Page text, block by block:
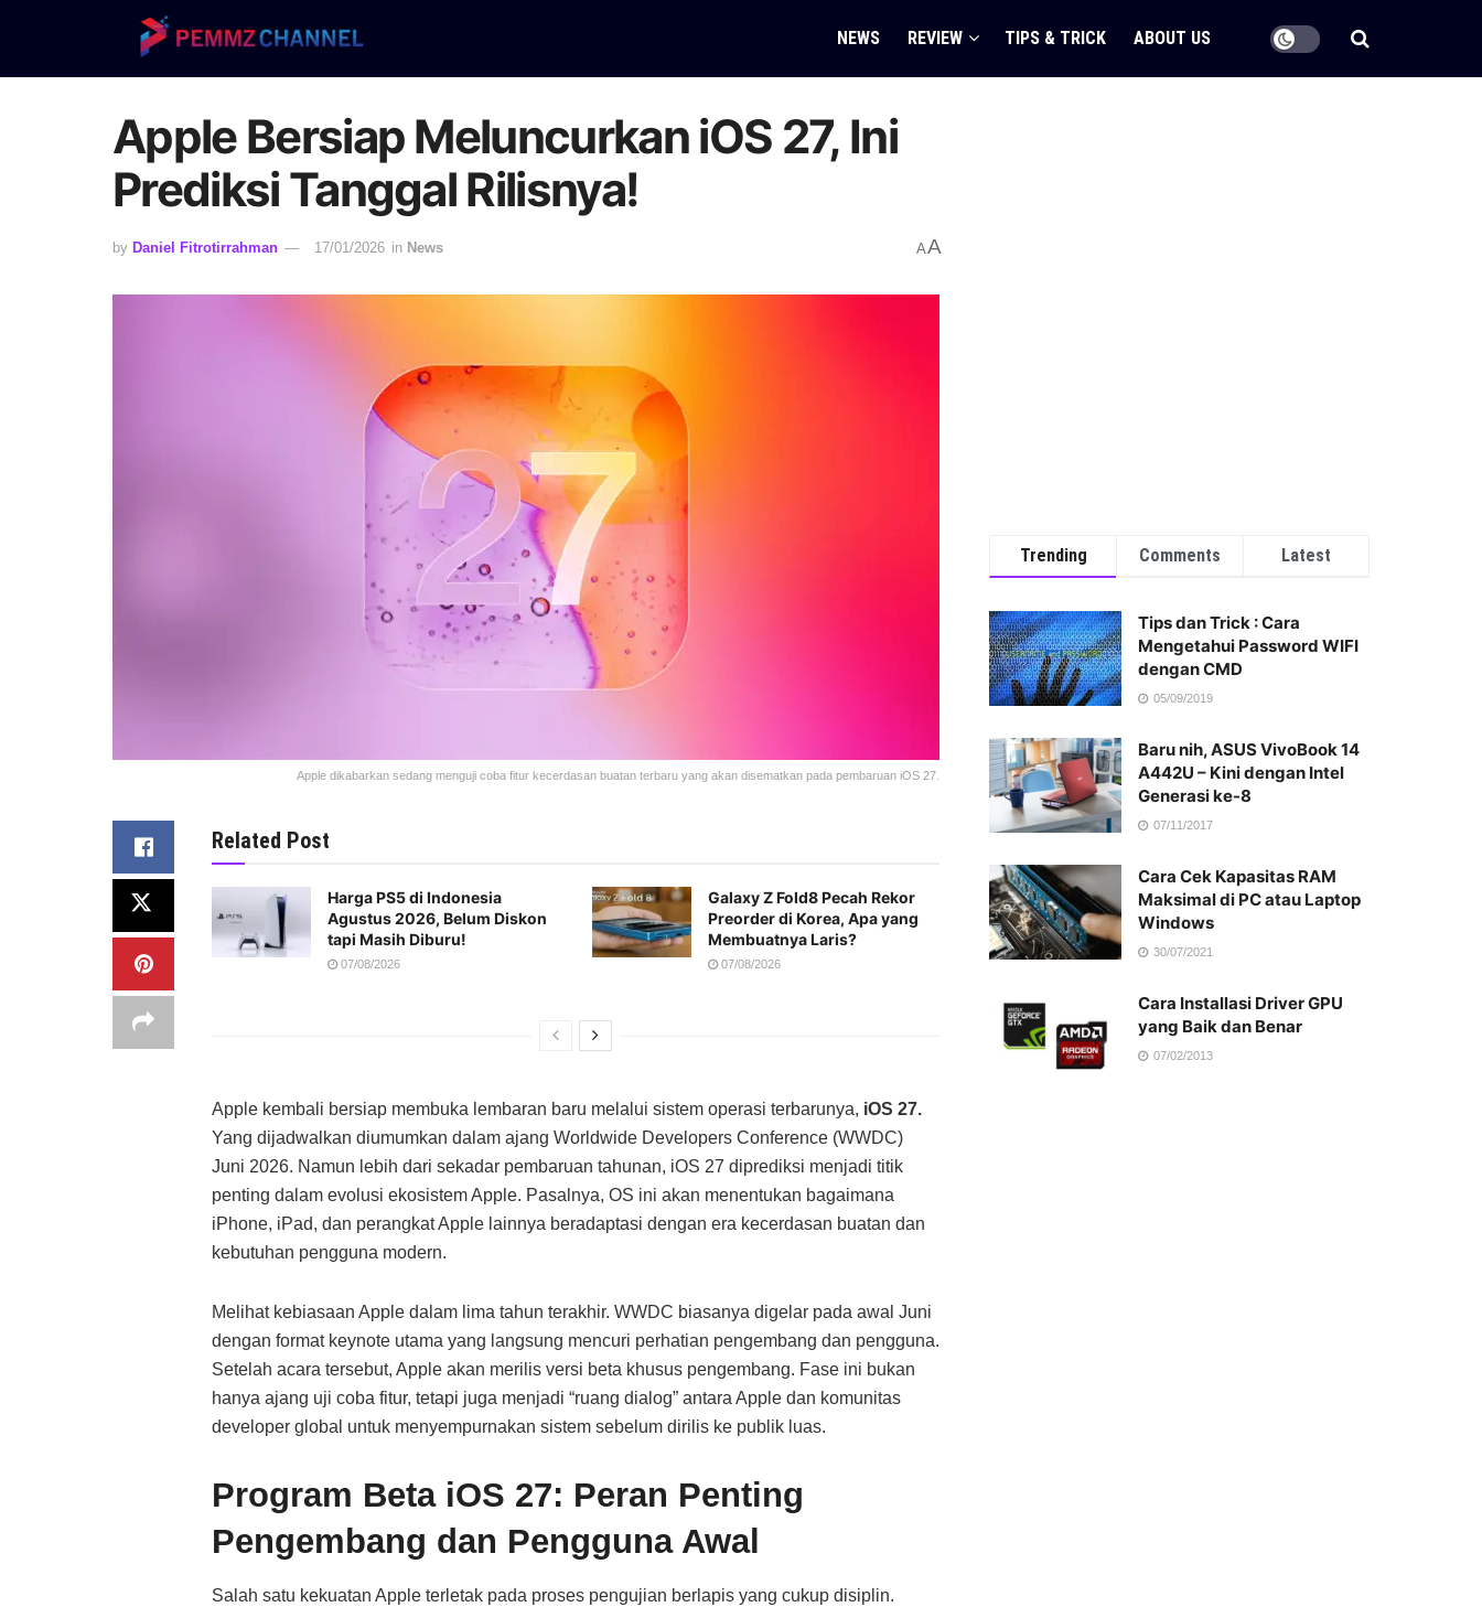
NEWS REVIEW TIPS & TRICK ABOUT US
Apple Bersiap Meluncurkan iOS 27, Ini
Prediksi Tanggal Rilisnya!
by Daniel Fitrotirrahman 17/01/2026 in News AA
Apple dikabarkan sedang menguji coba fitur kecerdasan buatan terbaru yang akan disematkan pada pembaruan iOS 27.
Related Post
Harga PS5 di Indonesia
Agustus 2026, Belum Diskon
tapi Masih Diburu!
07/08/2026
Galaxy Z Fold8 Pecah Rekor
Preorder di Korea, Apa yang
Membuatnya Laris?
07/08/2026
Apple kembali bersiap membuka lembaran baru melalui sistem operasi terbarunya, iOS 27.
Yang dijadwalkan diumumkan dalam ajang Worldwide Developers Conference (WWDC)
Juni 2026. Namun lebih dari sekadar pembaruan tahunan, iOS 27 diprediksi menjadi titik
penting dalam evolusi ekosistem Apple. Pasalnya, OS ini akan menentukan bagaimana
iPhone, iPad, dan perangkat Apple lainnya beradaptasi dengan era kecerdasan buatan dan
kebutuhan pengguna modern.
Melihat kebiasaan Apple dalam lima tahun terakhir. WWDC biasanya digelar pada awal Juni
dengan format keynote utama yang langsung mencuri perhatian pengembang dan pengguna.
Setelah acara tersebut, Apple akan merilis versi beta khusus pengembang. Fase ini bukan
hanya ajang uji coba fitur, tetapi juga menjadi “ruang dialog” antara Apple dan komunitas
developer global untuk menyempurnakan sistem sebelum dirilis ke publik luas.
Program Beta iOS 27: Peran Penting
Pengembang dan Pengguna Awal
Salah satu kekuatan Apple terletak pada proses pengujian berlapis yang cukup disiplin.
Trending Comments Latest
Tips dan Trick : Cara
Mengetahui Password WIFI
dengan CMD
05/09/2019
Baru nih, ASUS VivoBook 14
A442U – Kini dengan Intel
Generasi ke-8
07/11/2017
Cara Cek Kapasitas RAM
Maksimal di PC atau Laptop
Windows
30/07/2021
Cara Installasi Driver GPU
yang Baik dan Benar
07/02/2013